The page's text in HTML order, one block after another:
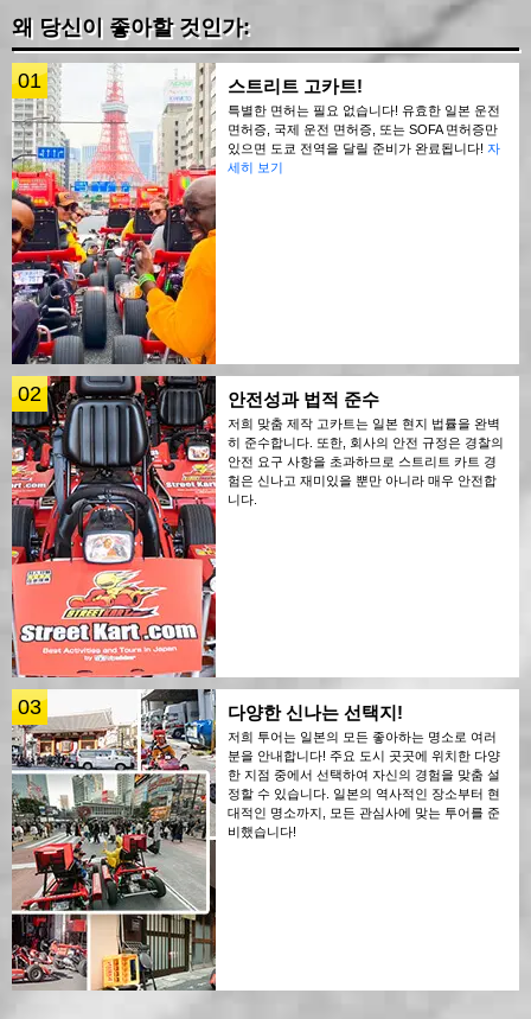
왜 당신이 좋아할 것인가:
01 스트리트 고카트!
특별한 면허는 필요 없습니다! 유효한 일본 운전
면허증, 국제 운전 면허증, 또는 SOFA 면허증만
있으면 도쿄 전역을 달릴 준비가 완료됩니다! 자
세히 보기
02 안전성과 법적 준수
저희 맞춤 제작 고카트는 일본 현지 법률을 완벽
히 준수합니다. 또한, 회사의 안전 규정은 경찰의
안전 요구 사항을 초과하므로 스트리트 카트 경
험은 신나고 재미있을 뿐만 아니라 매우 안전합
니다.
03 다양한 신나는 선택지!
저희 투어는 일본의 모든 좋아하는 명소로 여러
분을 안내합니다! 주요 도시 곳곳에 위치한 다양
한 지점 중에서 선택하여 자신의 경험을 맞춤 설
정할 수 있습니다. 일본의 역사적인 장소부터 현
대적인 명소까지, 모든 관심사에 맞는 투어를 준
비했습니다!